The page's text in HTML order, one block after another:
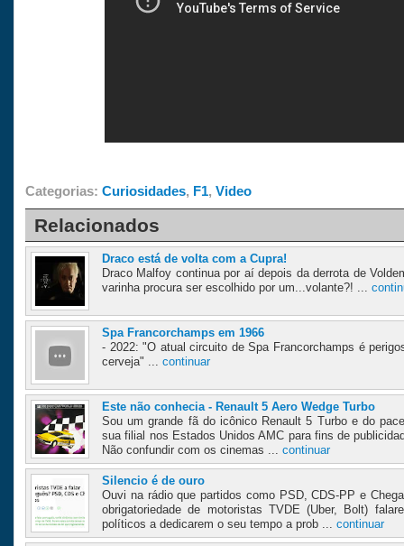
Categorias: Curiosidades, F1, Video
Relacionados
Draco está de volta com a Cupra!
Draco Malfoy continua por aí depois da derrota de
varinha procura ser escolhido por um...volante?! ...
Spa Francorchamps em 1966
- 2022: "O atual circuito de Spa Francorchamps é
cerveja" ... continuar
Este não conhecia - Renault 5 Aero Wedge Turbo
Sou um grande fã do icônico Renault 5 Turbo e do
sua filial nos Estados Unidos AMC para fins de
Não confundir com os cinemas ... continuar
Silencio é de ouro
Ouvi na rádio que partidos como PSD, CDS-PP e
obrigatoriedade de motoristas TVDE (Uber, Bolt)
políticos a dedicarem o seu tempo a prob ... continuar